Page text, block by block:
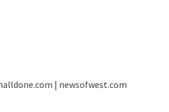
| newsofwest.com